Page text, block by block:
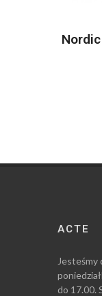
ACTE
Jesteśmy
do 17.00.